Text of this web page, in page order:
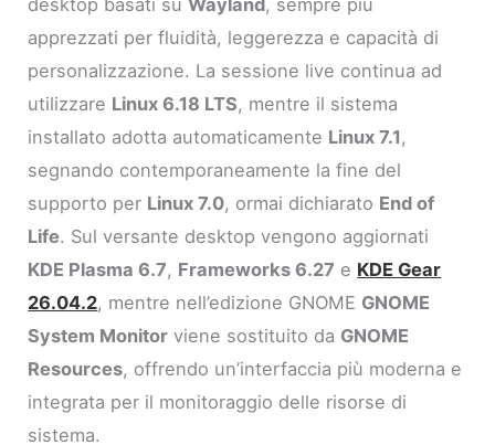
apprezzati per fluidità, leggerezza e capacità di
personalizzazione. La sessione live continua ad
utilizzare Linux 6.18 LTS, mentre il sistema
installato adotta automaticamente Linux 7.1 ,
segnando contemporaneamente la fine del
supporto per Linux 7.0, ormai dichiarato End of
Life. Sul versante desktop vengono aggiornati
KDE Plasma 6.7, Frameworks 6.27 e KDE Gear
26.04.2, mentre nell’edizione GNOME GNOME
System Monitor viene sostituito da GNOME
Resources, offrendo un’interfaccia più moderna e
integrata per il monitoraggio delle risorse di
sistema.